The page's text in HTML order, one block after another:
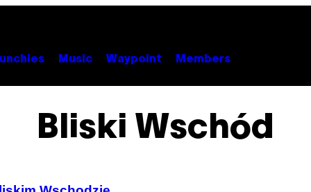
Music Waypoint Members
Bliski Wschód